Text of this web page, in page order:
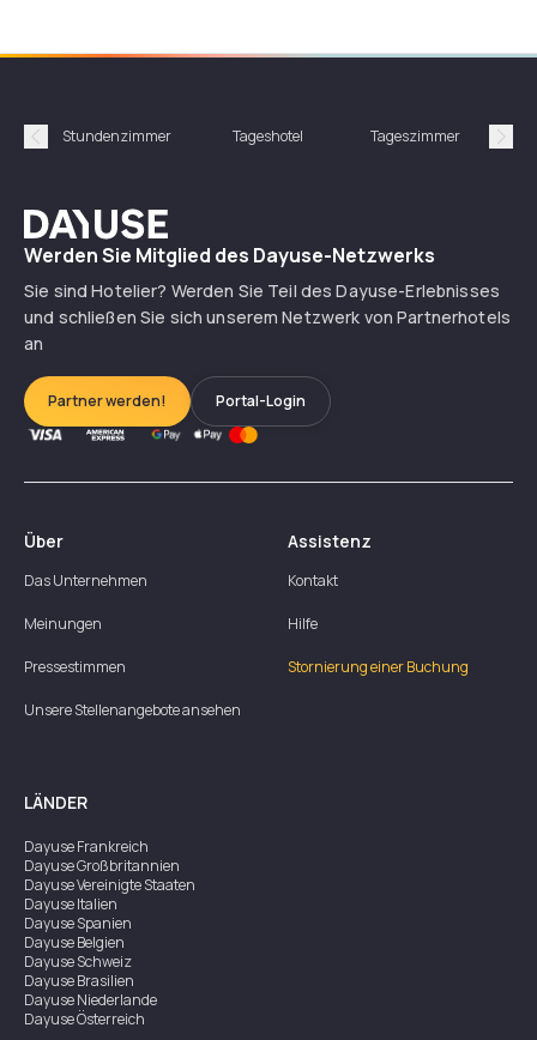
Précédent
Stundenzimmer Tageshotel Tageszimmer
Dayuse
Werden Sie Mitglied des Dayuse-Netzwerks
Sie sind Hotelier? Werden Sie Teil des Dayuse-Erlebnisses
und schließen Sie sich unserem Netzwerk von Partnerhotels
an
Partner werden! Portal-Login
Über
Das Unternehmen
Meinungen
Pressestimmen
Unsere Stellenangebote ansehen
Assistenz
Kontakt
Hilfe
Stornierung einer Buchung
LÄNDER
DayuseFrankreich
DayuseGroßbritannien
DayuseVereinigte Staaten
DayuseItalien
DayuseSpanien
DayuseBelgien
DayuseSchweiz
DayuseBrasilien
DayuseNiederlande
DayuseÖsterreich